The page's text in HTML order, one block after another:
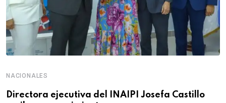
NACIONALES
Directora ejecutiva del INAIPI Josefa Castillo